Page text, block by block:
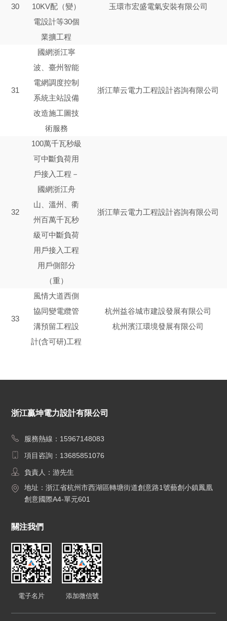
30
10KV配（變）
電設計等30個
業擴工程
玉環市宏盛電氣安裝有限公司
31
國網浙江寧
波、臺州智能
電網調度控制
系統主站設備
改造施工圖技
術服務
浙江華云電力工程設計咨詢有限公司
32
100萬千瓦秒級
可中斷負荷用
戶接入工程－
國網浙江舟
山、溫州、衢
州百萬千瓦秒
級可中斷負荷
用戶接入工程
用戶側部分
（重）
浙江華云電力工程設計咨詢有限公司
33
風情大道西側
協同變電纜管
溝預留工程設
計(含可研)工程
杭州益谷城市建設發展有限公司
杭州濱江環境發展有限公司
關注我們
電子名片 添加微信號
浙江贏坤電力設計有限公司
服務熱線：15967148083
項目咨詢：13685851076
負責人：游先生
地址：浙江省杭州市西湖區轉塘街道創意路1號藝創小鎮鳳凰
創意國際A4-單元601